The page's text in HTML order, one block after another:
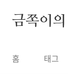
금쪽이
홈 태그